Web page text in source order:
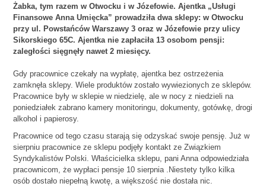
Żabka, tym razem w Otwocku i w Józefowie. Ajentka „Usługi
Finansowe Anna Umięcka” prowadziła dwa sklepy: w Otwocku
przy ul. Powstańców Warszawy 3 oraz w Józefowie przy ulicy
Sikorskiego 65C. Ajentka nie zapłaciła 13 osobom pensji:
zaległości sięgnęły nawet 2 miesięcy.
Gdy pracownice czekały na wypłatę, ajentka bez ostrzeżenia
zamknęła sklepy. Wiele produktów zostało wywiezionych ze sklepów.
Pracownice były w sklepie w niedzielę, ale w nocy z niedzieli na
poniedziałek zabrano kamery monitoringu, dokumenty, gotówkę, drogi
alkohol i papierosy.
Pracownice od tego czasu starają się odzyskać swoje pensję. Już w
sierpniu pracownice ze sklepu podjęły kontakt ze Związkiem
Syndykalistów Polski. Właścicielka sklepu, pani Anna odpowiedziała
pracownicom, że wypłaci pensje 10 sierpnia .Niestety tylko kilka
osób dostało niepełną kwotę, a większość nie dostała nic.